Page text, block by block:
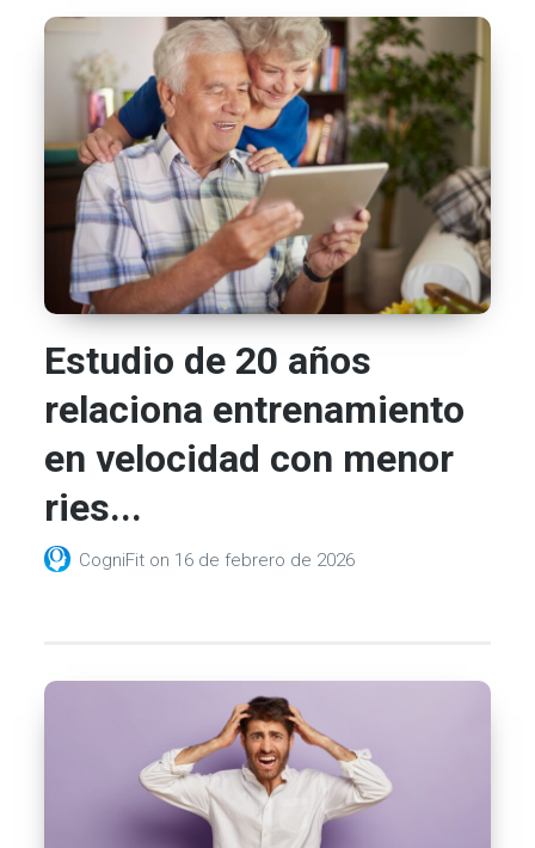
Estudio de 20 años
relaciona entrenamiento
en velocidad con menor
ries...
CogniFit on 16 de febrero de 2026